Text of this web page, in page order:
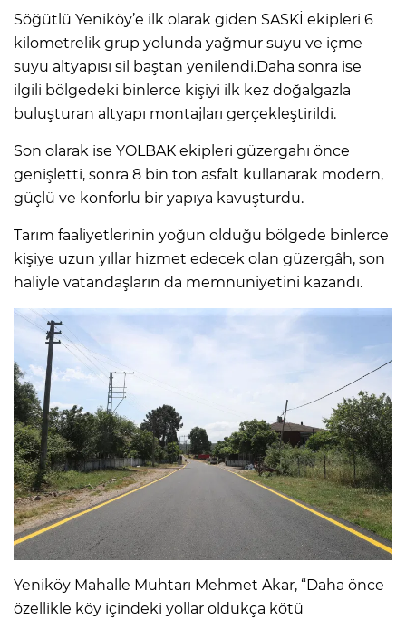
Söğütlü Yeniköy’e ilk olarak giden SASKİ ekipleri 6
kilometrelik grup yolunda yağmur suyu ve içme
suyu altyapısı sil baştan yenilendi.Daha sonra ise
ilgili bölgedeki binlerce kişiyi ilk kez doğalgazla
buluşturan altyapı montajları gerçekleştirildi.
Son olarak ise YOLBAK ekipleri güzergahı önce
genişletti, sonra 8 bin ton asfalt kullanarak modern,
güçlü ve konforlu bir yapıya kavuşturdu.
Tarım faaliyetlerinin yoğun olduğu bölgede binlerce
kişiye uzun yıllar hizmet edecek olan güzergâh, son
haliyle vatandaşların da memnuniyetini kazandı.
Yeniköy Mahalle Muhtarı Mehmet Akar, “Daha önce
özellikle köy içindeki yollar oldukça kötü